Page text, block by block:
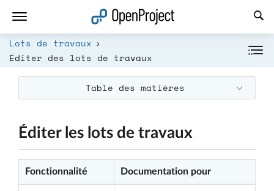
Lots de travaux
Éditer des lots de travaux
Table des matières
Éditer les lots de travaux
Fonctionnalité Documentation pour
Ouvrir le lien dans un nouvel onglet